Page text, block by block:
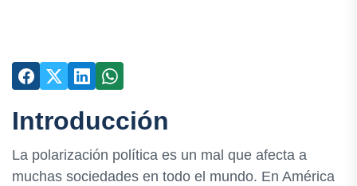
Introducción
La polarización política es un mal que afecta a
muchas sociedades en todo el mundo. En América